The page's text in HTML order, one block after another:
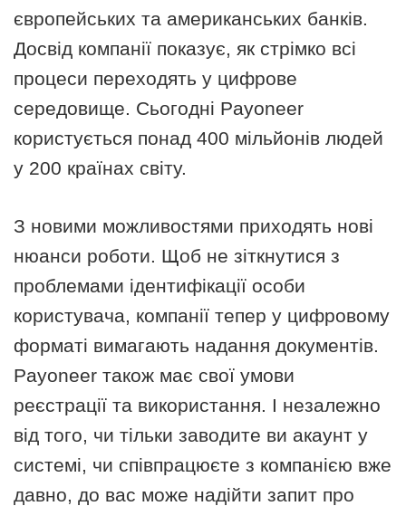
європейських та американських банків.
Досвід компанії показує, як стрімко всі
процеси переходять у цифрове
середовище. Сьогодні Payoneer
користується понад 400 мільйонів людей
у 200 країнах світу.
З новими можливостями приходять нові
нюанси роботи. Щоб не зіткнутися з
проблемами ідентифікації особи
користувача, компанії тепер у цифровому
форматі вимагають надання документів.
Payoneer також має свої умови
реєстрації та використання. І незалежно
від того, чи тільки заводите ви акаунт у
системі, чи співпрацюєте з компанією вже
давно, до вас може надійти запит про